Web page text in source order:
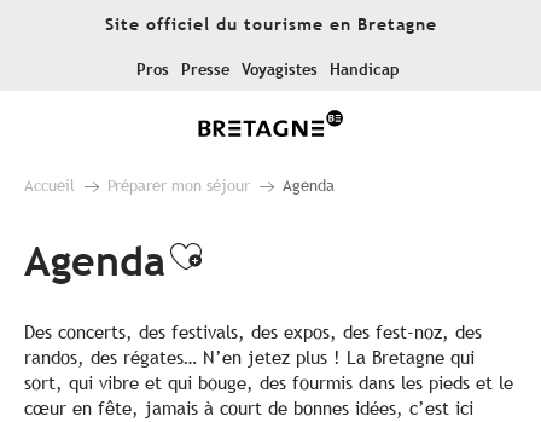
Site officiel du tourisme en Bretagne
Pros Presse Voyagistes Handicap
Accueil Préparer mon séjour Agenda
AgendaAjouter aux favoris
Des concerts, des festivals, des expos, des fest-noz, des
randos, des régates… N’en jetez plus ! La Bretagne qui
sort, qui vibre et qui bouge, des fourmis dans les pieds et le
cœur en fête, jamais à court de bonnes idées, c’est ici